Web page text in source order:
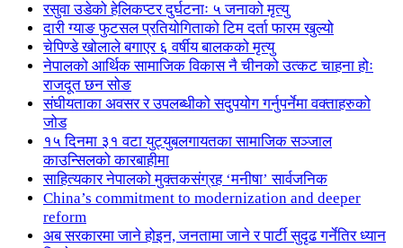
रसुवा उडेको हेलिकप्टर दुर्घटनाः ५ जनाको मृत्यु
दारी ग्याङ फुटसल प्रतियोगिताको टिम दर्ता फारम खुल्यो
चेपिण्डे खोलाले बगाएर ६ वर्षीय बालकको मृत्यु
नेपालको आर्थिक सामाजिक विकास नै चीनको उत्कट चाहना होः
राजदूत छन सोङ
संघीयताका अवसर र उपलब्धीको सदुपयोग गर्नुपर्नेमा वक्ताहरुको
जोड
१५ दिनमा ३१ वटा युट्युबलगायतका सामाजिक सञ्जाल
काउन्सिलको कारबाहीमा
साहित्यकार नेपालको मुक्तकसंग्रह ‘मनीषा’ सार्वजनिक
China’s commitment to modernization and deeper
reform
अब सरकारमा जाने होइन, जनतामा जाने र पार्टी सुदृढ गर्नेतिर ध्यान